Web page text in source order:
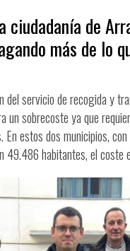
ciudadanía de
más de lo
servicio de recogida y
un sobrecoste ya que
estos dos municipios,
49.486 habitantes, el